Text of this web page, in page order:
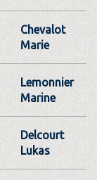
Chevalot
Marie
Lemonnier
Marine
Delcourt
Lukas